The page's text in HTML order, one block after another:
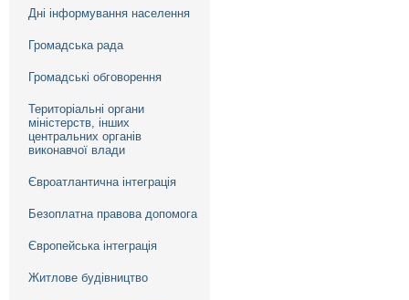
Дні інформування населення
Громадська рада
Громадські обговорення
Територіальні органи
міністерств, інших
центральних органів
виконавчої влади
Євроатлантична інтеграція
Безоплатна правова допомога
Європейська інтеграція
Житлове будівництво